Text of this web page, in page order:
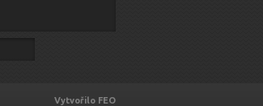
Vytvořilo FEO